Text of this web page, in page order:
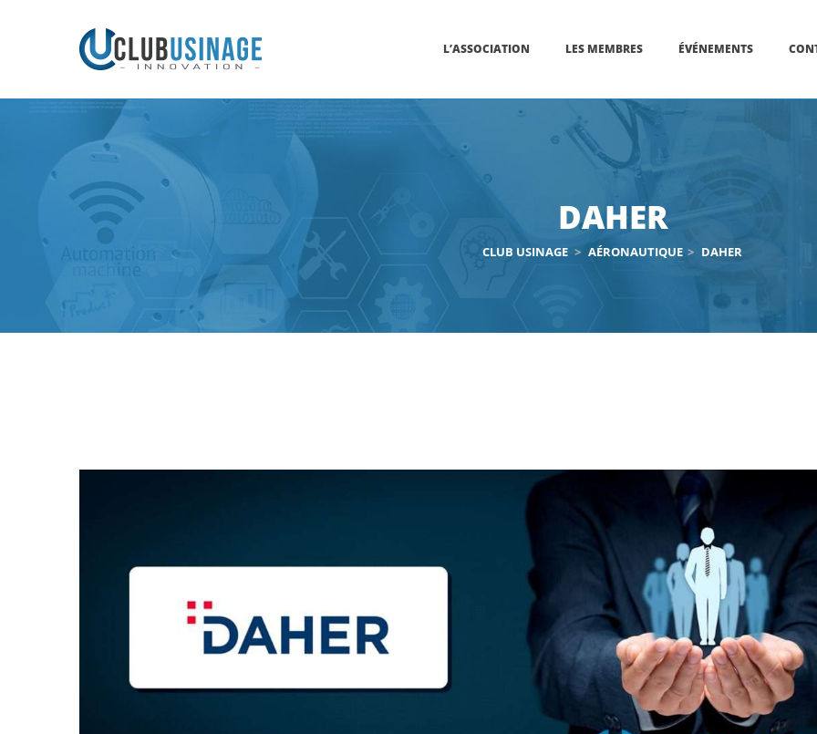
L’ASSOCIATION LES MEMBRES ÉVÉNEMENTS
DAHER
CLUB USINAGE > AÉRONAUTIQUE > DAHER